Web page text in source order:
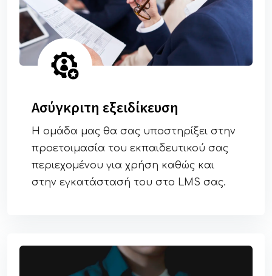
Ασύγκριτη εξειδίκευση
Η ομάδα μας θα σας υποστηρίξει στην
προετοιμασία του εκπαιδευτικού σας
περιεχομένου για χρήση καθώς και
στην εγκατάστασή του στο LMS σας.